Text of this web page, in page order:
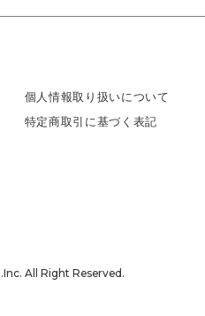
個人情報取り扱いについて
特定商取引に基づく表記
All Right Reserved.